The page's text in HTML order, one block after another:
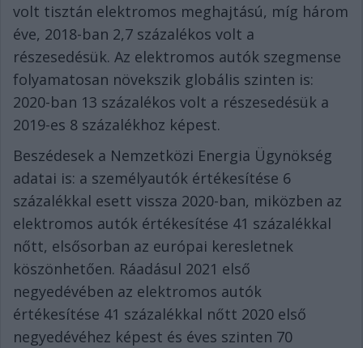
volt tisztán elektromos meghajtású, míg három
éve, 2018-ban 2,7 százalékos volt a
részesedésük. Az elektromos autók szegmense
folyamatosan növekszik globális szinten is:
2020-ban 13 százalékos volt a részesedésük a
2019-es 8 százalékhoz képest.
Beszédesek a Nemzetközi Energia Ügynökség
adatai is: a személyautók értékesítése 6
százalékkal esett vissza 2020-ban, miközben az
elektromos autók értékesítése 41 százalékkal
nőtt, elsősorban az európai keresletnek
köszönhetően. Ráadásul 2021 első
negyedévében az elektromos autók
értékesítése 41 százalékkal nőtt 2020 első
negyedévéhez képest és éves szinten 70